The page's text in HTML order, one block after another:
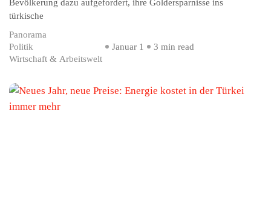
Bevölkerung dazu aufgefordert, ihre Goldersparnisse ins
türkische
Panorama
Politik
Wirtschaft & Arbeitswelt
Januar 1 3 min read